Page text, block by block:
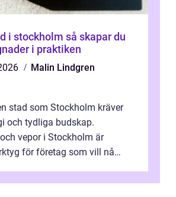
så skapar du
i praktiken
Malin Lindgren
stad som Stockholm kräver
och tydliga budskap.
vepor i Stockholm är
för företag som vill nå